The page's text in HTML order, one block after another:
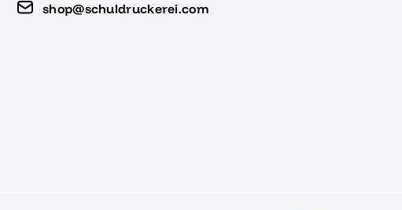
shop@schuldruckerei.com